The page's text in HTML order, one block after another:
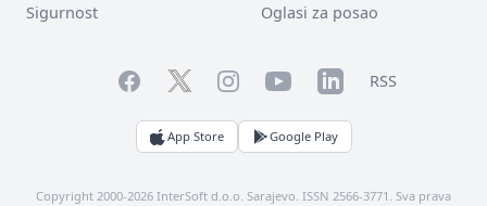
Sigurnost Oglasi za posao
FacebookTwitterInstagramYouTubeLinkedInRSS
App Store Google Play
Copyright 2000-2026 InterSoft d.o.o. Sarajevo. ISSN 2566-3771. Sva prava